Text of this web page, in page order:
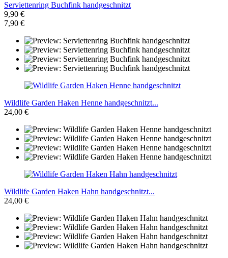
Serviettenring Buchfink handgeschnitzt
9,90 €
7,90 €
Wildlife Garden Haken Henne handgeschnitzt...
24,00 €
Wildlife Garden Haken Hahn handgeschnitzt...
24,00 €